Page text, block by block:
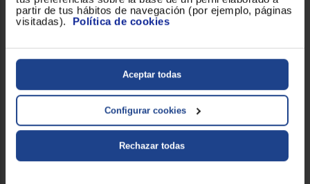
partir de tus hábitos de navegación (por ejemplo, páginas
visitadas). Política de cookies
Aceptar todas
Configurar cookies
Rechazar todas
Frigorífico 1 puerta Beko
(3)
414 €